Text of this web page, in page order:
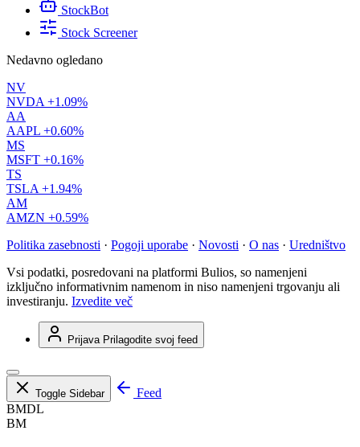
StockBot
Stock Screener
Nedavno ogledano
NV
NVDA +1.09%
AA
AAPL +0.60%
MS
MSFT +0.16%
TS
TSLA +1.94%
AM
AMZN +0.59%
Politika zasebnosti · Pogoji uporabe · Novosti · O nas · Uredništvo
Vsi podatki, posredovani na platformi Bulios, so namenjeni
izključno informativnim namenom in niso namenjeni trgovanju ali
investiranju. Izvedite več
Prijava Prilagodite svoj feed
Toggle Sidebar
Feed
BMDL
BM